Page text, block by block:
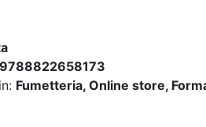
9788822658173
Fumetteria, Online store,